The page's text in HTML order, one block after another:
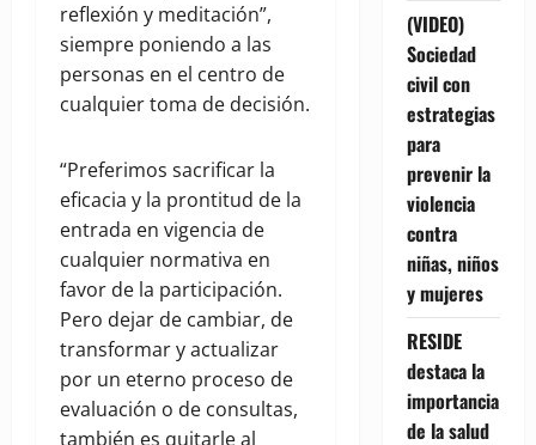
reflexión y meditación”,
siempre poniendo a las
personas en el centro de
cualquier toma de decisión.
“Preferimos sacrificar la
eficacia y la prontitud de la
entrada en vigencia de
cualquier normativa en
favor de la participación.
Pero dejar de cambiar, de
transformar y actualizar
por un eterno proceso de
evaluación o de consultas,
también es quitarle al
(VIDEO)
Sociedad
civil con
estrategias
para
prevenir la
violencia
contra
niñas, niños
y mujeres
RESIDE
destaca la
importancia
de la salud